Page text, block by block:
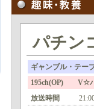
パチン
ギャンブル・テー
195ch(OP) V☆
放送時間